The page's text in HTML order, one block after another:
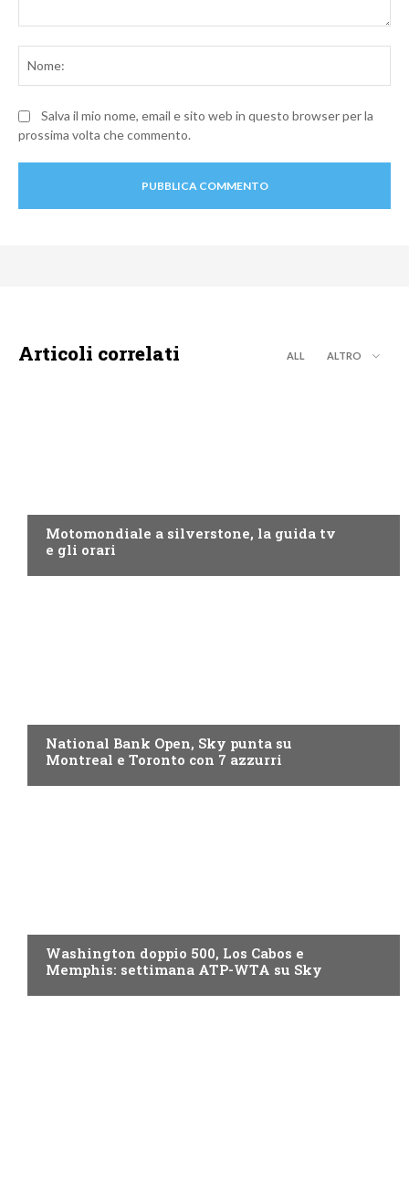
Salva il mio nome, email e sito web in questo browser per la
prossima volta che commento.
Articoli correlati ALL ALTRO
Motomondiale a silverstone, la guida tv
e gli orari
National Bank Open, Sky punta su
Montreal e Toronto con 7 azzurri
Washington doppio 500, Los Cabos e
Memphis: settimana ATP-WTA su Sky